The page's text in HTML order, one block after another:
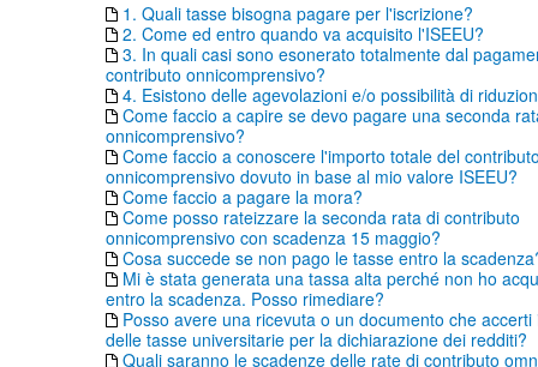
1. Quali tasse bisogna pagare per l'iscrizione?
2. Come ed entro quando va acquisito l'ISEEU?
3. In quali casi sono esonerato totalmente dal
contributo onnicomprensivo?
4. Esistono delle agevolazioni e/o possibilità di
Come faccio a capire se devo pagare una seconda
onnicomprensivo?
Come faccio a conoscere l'importo totale del
onnicomprensivo dovuto in base al mio valore ISEEU?
Come faccio a pagare la mora?
Come posso rateizzare la seconda rata di contributo
onnicomprensivo con scadenza 15 maggio?
Cosa succede se non pago le tasse entro la
Mi è stata generata una tassa alta perché non ho
entro la scadenza. Posso rimediare?
Posso avere una ricevuta o un documento che
delle tasse universitarie per la dichiarazione dei redditi?
Quali saranno le scadenze delle rate di contributo